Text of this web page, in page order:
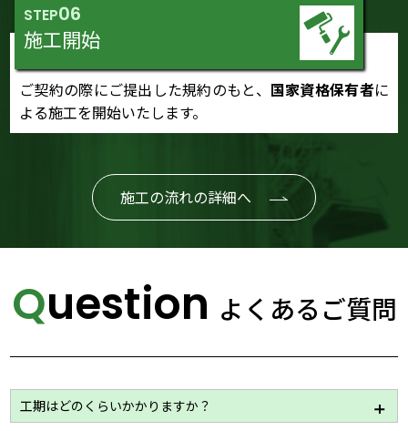
STEP06
施工開始
ご契約の際にご提出した規約のもと、 国家資格保有者に
よる施工を開始いたします。
施工の流れの詳細へ
Question よくあるご質問
工期はどのくらいかかりますか？